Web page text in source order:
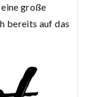
große
bereits auf das